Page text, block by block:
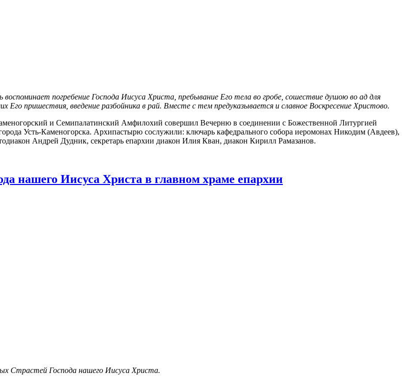
погребение Господа Иисуса Христа, пребывание Его тела во гробе, сошествие душою во ад для
пришествия, введение разбойника в рай. Вместе с тем предуказывается и славное Воскресение Христово.
и Семипалатинский Амфилохий совершил Вечерню в соединении с Божественной Литургией
Усть-Каменогорска. Архипастырю сослужили: ключарь кафедрального собора иеромонах Никодим (Авдеев),
Андрей Дудник, секретарь епархии диакон Илия Кван, диакон Кирилл Рамазанов.
нашего Иисуса Христа в главном храме епархии
Страстей Господа нашего Иисуса Христа.